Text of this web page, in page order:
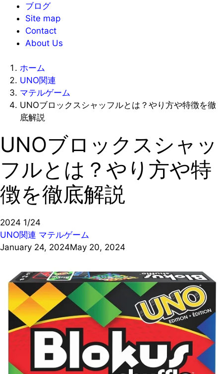
ブログ
Site map
Contact
About Us
ホーム
UNO関連
マテルゲーム
UNOブロックスシャッフルとは？やり方や特徴を徹
底解説
UNOブロックスシャッ
フルとは？やり方や特
徴を徹底解説
2024 1/24
UNO関連 マテルゲーム
January 24, 2024May 20, 2024